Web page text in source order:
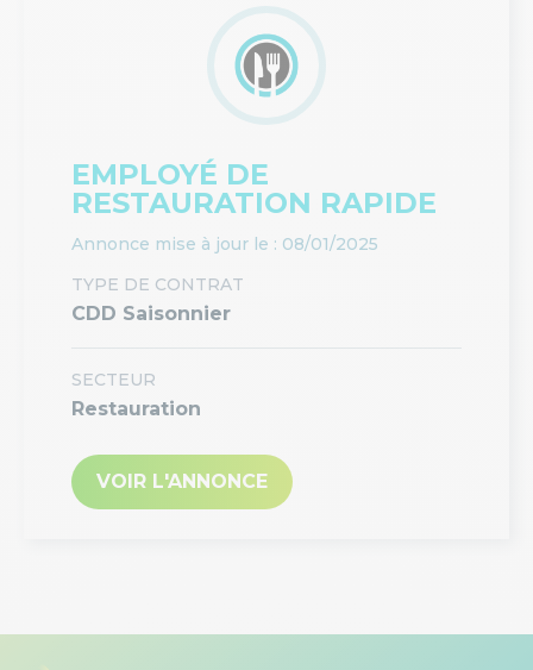
EMPLOYÉ DE
RESTAURATION RAPIDE
Annonce mise à jour le : 08/01/2025
TYPE DE CONTRAT
CDD Saisonnier
SECTEUR
Restauration
VOIR L'ANNONCE